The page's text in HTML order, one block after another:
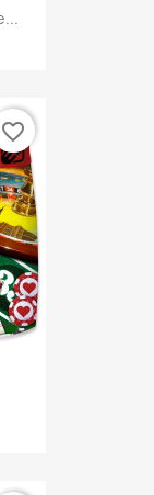
favorite_border